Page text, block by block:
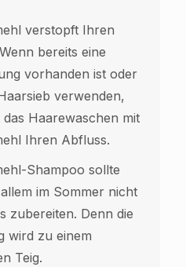
verstopft Ihren
bereits eine
vorhanden ist oder
verwenden,
Haarewaschen mit
Ihren Abfluss.
Shampoo sollte
im Sommer nicht
zubereiten. Denn die
wird zu einem
Teig.